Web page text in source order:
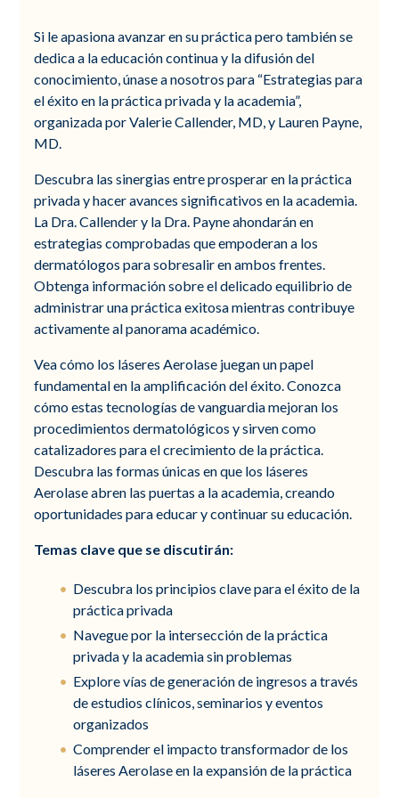
Si le apasiona avanzar en su práctica pero también se
dedica a la educación continua y la difusión del
conocimiento, únase a nosotros para “Estrategias para
el éxito en la práctica privada y la academia”,
organizada por Valerie Callender, MD, y Lauren Payne,
MD.
Descubra las sinergias entre prosperar en la práctica
privada y hacer avances significativos en la academia.
La Dra. Callender y la Dra. Payne ahondarán en
estrategias comprobadas que empoderan a los
dermatólogos para sobresalir en ambos frentes.
Obtenga información sobre el delicado equilibrio de
administrar una práctica exitosa mientras contribuye
activamente al panorama académico.
Vea cómo los láseres Aerolase juegan un papel
fundamental en la amplificación del éxito. Conozca
cómo estas tecnologías de vanguardia mejoran los
procedimientos dermatológicos y sirven como
catalizadores para el crecimiento de la práctica.
Descubra las formas únicas en que los láseres
Aerolase abren las puertas a la academia, creando
oportunidades para educar y continuar su educación.
Temas clave que se discutirán:
Descubra los principios clave para el éxito de la
práctica privada
Navegue por la intersección de la práctica
privada y la academia sin problemas
Explore vías de generación de ingresos a través
de estudios clínicos, seminarios y eventos
organizados
Comprender el impacto transformador de los
láseres Aerolase en la expansión de la práctica